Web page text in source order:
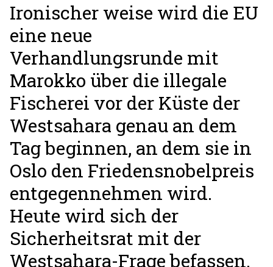
Ironischer weise wird die EU
eine neue
Verhandlungsrunde mit
Marokko über die illegale
Fischerei vor der Küste der
Westsahara genau an dem
Tag beginnen, an dem sie in
Oslo den Friedensnobelpreis
entgegennehmen wird.
Heute wird sich der
Sicherheitsrat mit der
Westsahara-Frage befassen,